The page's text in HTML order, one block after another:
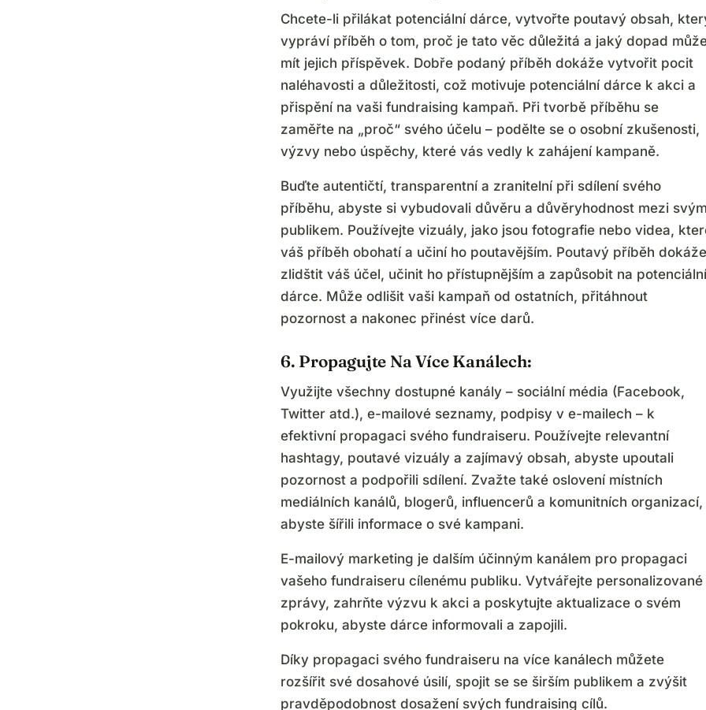
Chcete-li přilákat potenciální dárce, vytvořte poutavý obsah,
vypráví příběh o tom, proč je tato věc důležitá a jaký dopad
mít jejich příspěvek. Dobře podaný příběh dokáže vytvořit pocit
naléhavosti a důležitosti, což motivuje potenciální dárce k akci a
přispění na vaši fundraising kampaň. Při tvorbě příběhu se
zaměřte na „proč“ svého účelu – podělte se o osobní zkušenosti,
výzvy nebo úspěchy, které vás vedly k zahájení kampaně.
Buďte autentičtí, transparentní a zranitelní při sdílení svého
příběhu, abyste si vybudovali důvěru a důvěryhodnost mezi
publikem. Používejte vizuály, jako jsou fotografie nebo videa,
váš příběh obohatí a učiní ho poutavějším. Poutavý příběh dokáže
zlidštit váš účel, učinit ho přístupnějším a zapůsobit na potenciální
dárce. Může odlišit vaši kampaň od ostatních, přitáhnout
pozornost a nakonec přinést více darů.
6. Propagujte Na Více Kanálech:
Využijte všechny dostupné kanály – sociální média (Facebook,
Twitter atd.), e-mailové seznamy, podpisy v e-mailech – k
efektivní propagaci svého fundraiseru. Používejte relevantní
hashtagy, poutavé vizuály a zajímavý obsah, abyste upoutali
pozornost a podpořili sdílení. Zvažte také oslovení místních
mediálních kanálů, blogerů, influencerů a komunitních organizací,
abyste šířili informace o své kampani.
E-mailový marketing je dalším účinným kanálem pro propagaci
vašeho fundraiseru cílenému publiku. Vytvářejte personalizované
zprávy, zahrňte výzvu k akci a poskytujte aktualizace o svém
pokroku, abyste dárce informovali a zapojili.
Díky propagaci svého fundraiseru na více kanálech můžete
rozšířit své dosahové úsilí, spojit se se širším publikem a zvýšit
pravděpodobnost dosažení svých fundraising cílů.